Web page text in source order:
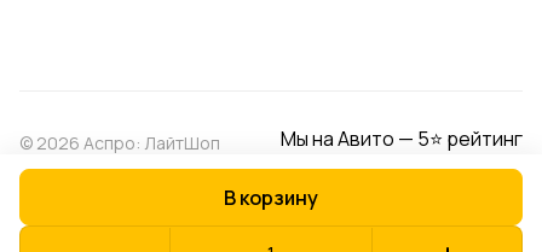
В корзину
© 2026 Аспро: ЛайтШоп Мы на Авито — 5⭐ рейтинг
Оферта
Разработано в